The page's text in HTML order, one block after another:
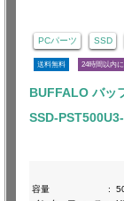
PCパーツ SSD
送料無料 24時間以内
BUFFALO バッ
SSD-
容量
: